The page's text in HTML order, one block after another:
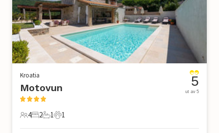
Kroatia
Motovun
4 Gjester
4
2 Soverom
2
1 Bad
1
1 Kjæledyr
1
5
ut av 5